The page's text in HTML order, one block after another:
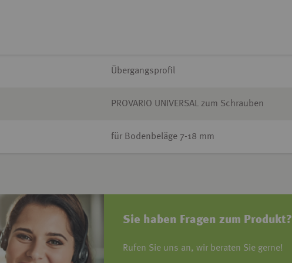
Sie haben Fragen zum Produkt?
Rufen Sie uns an, wir beraten Sie gerne!
Übergangsprofil
PROVARIO UNIVERSAL zum Schrauben
für Bodenbeläge 7-18 mm